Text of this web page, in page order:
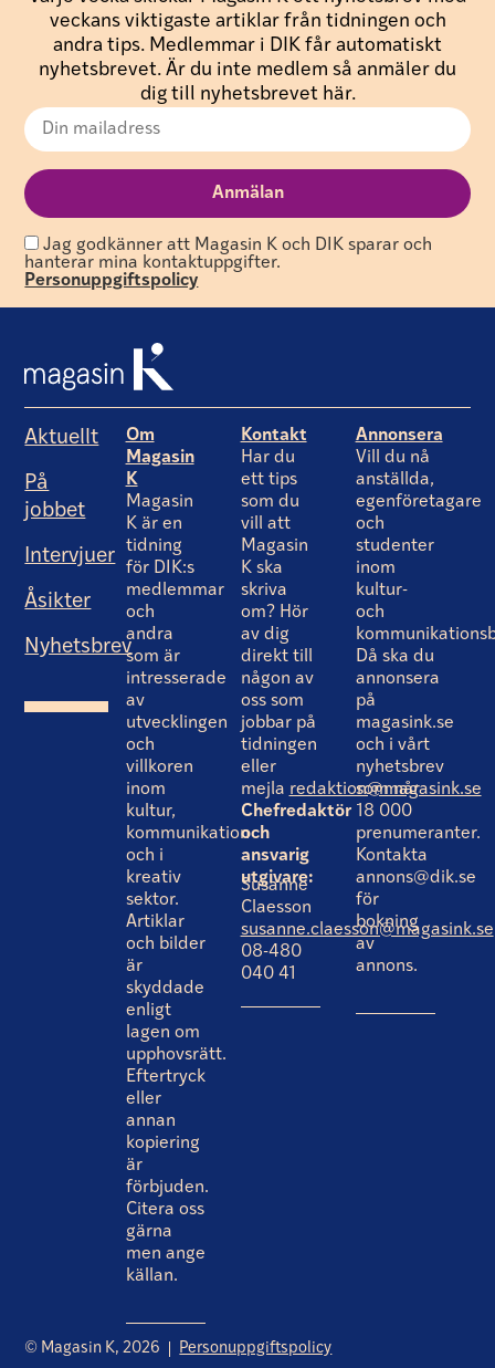
veckans viktigaste artiklar från tidningen och
andra tips. Medlemmar i DIK får automatiskt
nyhetsbrevet. Är du inte medlem så anmäler du
dig till nyhetsbrevet här.
Jag godkänner att Magasin K och DIK sparar och
hanterar mina kontaktuppgifter.
Personuppgiftspolicy
Aktuellt
På
jobbet
Intervjuer
Åsikter
Nyhetsbrev
Om
Magasin
K
Magasin
K är en
tidning
för DIK:s
medlemmar
och
andra
som är
intresserade
av
utvecklingen
och
villkoren
inom
kultur,
kommunikation
och i
kreativ
sektor.
Artiklar
och bilder
är
skyddade
enligt
lagen om
upphovsrätt.
Eftertryck
eller
annan
kopiering
är
förbjuden.
Citera oss
gärna
men ange
källan.
Kontakt
Har du
ett tips
som du
vill att
Magasin
K ska
skriva
om? Hör
av dig
direkt till
någon av
oss som
jobbar på
tidningen
eller
mejla redaktion@magasink.se
Chefredaktör
och
ansvarig
utgivare:
Susanne
Claesson
susanne.claesson@magasink.se
08-480
040 41
Annonsera
Vill du nå
anställda,
egenföretagare
och
studenter
inom
kultur-
och
Då ska du
annonsera
på
magasink.se
och i vårt
nyhetsbrev
som når
18 000
prenumeranter.
Kontakta
annons@dik.se
för
bokning
av
annons.
© Magasin K, 2026 Personuppgiftspolicy